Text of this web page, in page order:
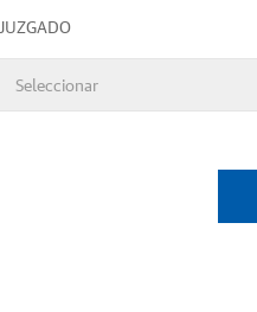
JUZGADO